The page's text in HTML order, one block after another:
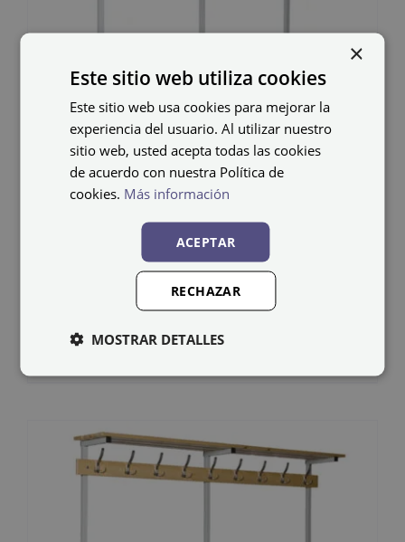
Banco de madera y
acero BANC-2-1500
191,41€ IVA no incluido
×
Este sitio web utiliza cookies
Este sitio web usa cookies para mejorar la
experiencia del usuario. Al utilizar nuestro
sitio web, usted acepta todas las cookies
de acuerdo con nuestra Política de
cookies. Más información
ACEPTAR
RECHAZAR
MOSTRAR DETALLES